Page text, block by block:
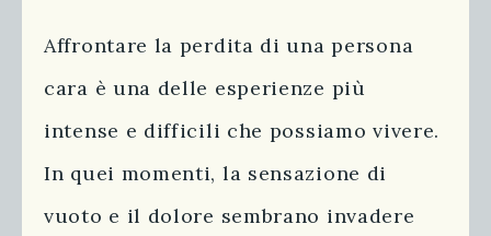
Affrontare la perdita di una persona
cara è una delle esperienze più
intense e difficili che possiamo vivere.
In quei momenti, la sensazione di
vuoto e il dolore sembrano invadere